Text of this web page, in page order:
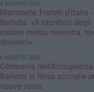
8 AGOSTO 2026
Marcinelle, Fratelli d'Italia -
Barletta: «Il sacrificio degli
italiani merita memoria,
divisioni»
8 AGOSTO 2026
Cerimonia dell'Accoglienza,
Barletta in Rosa accoglie
nuove socie